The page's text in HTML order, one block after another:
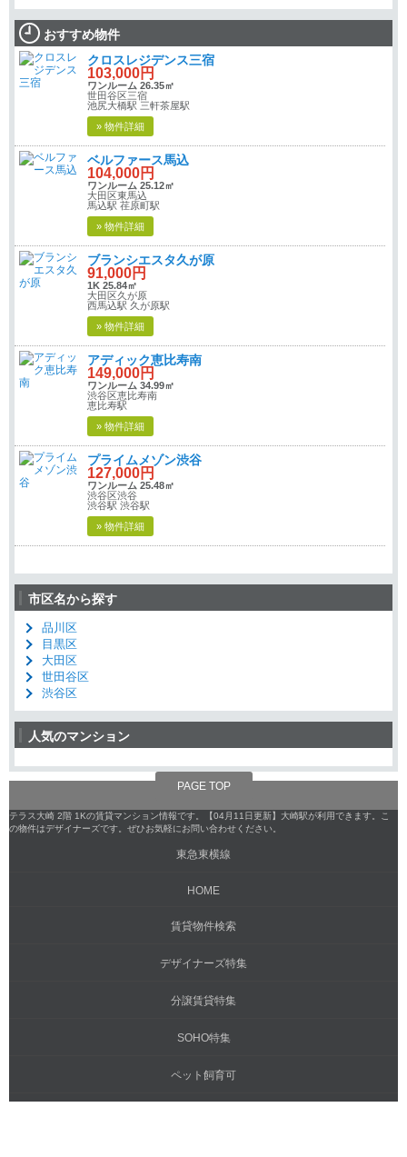
おすすめ物件
クロスレジデンス三宿
103,000円
ワンルーム 26.35㎡
世田谷区三宿
池尻大橋駅 三軒茶屋駅
» 物件詳細
ベルファース馬込
104,000円
ワンルーム 25.12㎡
大田区東馬込
馬込駅 荏原町駅
» 物件詳細
ブランシエスタ久が原
91,000円
1K 25.84㎡
大田区久が原
西馬込駅 久が原駅
» 物件詳細
アディック恵比寿南
149,000円
ワンルーム 34.99㎡
渋谷区恵比寿南
恵比寿駅
» 物件詳細
プライムメゾン渋谷
127,000円
ワンルーム 25.48㎡
渋谷区渋谷
渋谷駅 渋谷駅
» 物件詳細
市区名から探す
品川区
目黒区
大田区
世田谷区
渋谷区
人気のマンション
PAGE TOP
テラス大崎 2階 1Kの賃貸マンション情報です。【04月11日更新】大崎駅が利用できます。こ
の物件はデザイナーズです。ぜひお気軽にお問い合わせください。
東急東横線
HOME
賃貸物件検索
デザイナーズ特集
分譲賃貸特集
SOHO特集
ペット飼育可